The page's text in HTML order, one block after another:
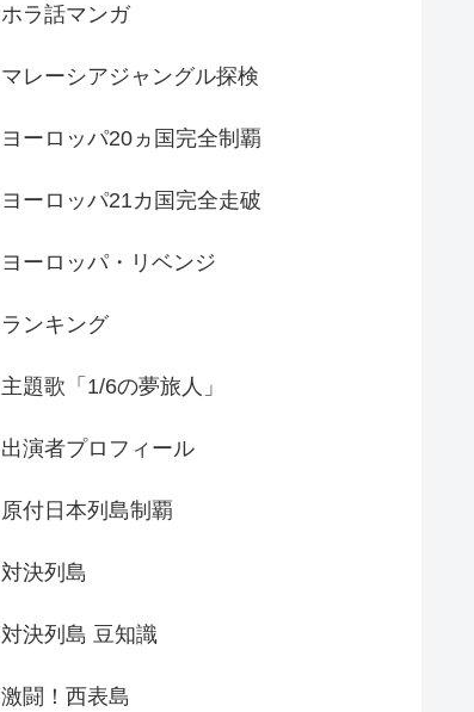
ホラ話マンガ
マレーシアジャングル探検
ヨーロッパ20ヵ国完全制覇
ヨーロッパ21カ国完全走破
ヨーロッパ・リベンジ
ランキング
主題歌「1/6の夢旅人」
出演者プロフィール
原付日本列島制覇
対決列島
対決列島 豆知識
激闘！西表島